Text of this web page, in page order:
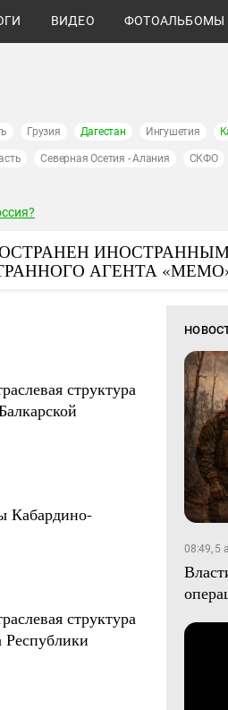
ВИДЕО ФОТОАЛЬБОМЫ
Грузия Дагестан Ингушетия
Северная Осетия - Алания СКФО
АГЕНТА
структура
Кабардино-
структура
08:49, 5